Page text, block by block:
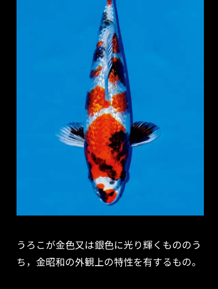
うろこが金色又は銀色に光り輝くもののう
ち，金昭和の外観上の特性を有するもの。